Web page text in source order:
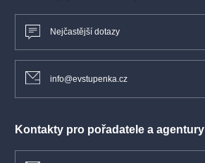
Nejčastější dotazy
info@evstupenka.cz
Kontakty pro pořadatele a agentury